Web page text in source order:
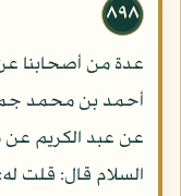
٨٩٨
عدة من أصحابنا
أحمد بن محمد
عن عبد الكريم
السلام قال: قلت